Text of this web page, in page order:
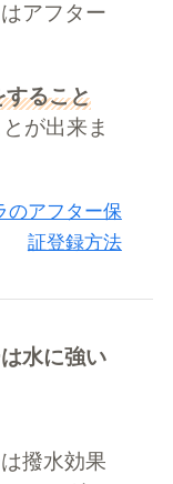
アフター
すること
が出来ま
のアフター保
証登録方法
水に強い
撥水効果